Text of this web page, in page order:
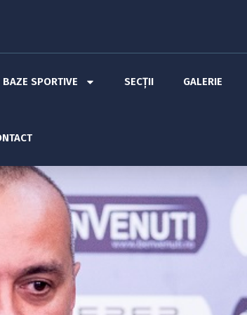
BAZE SPORTIVE SECȚII GALERIE